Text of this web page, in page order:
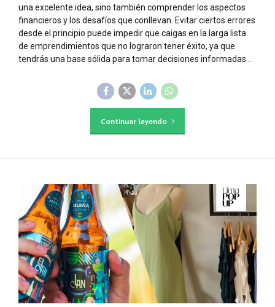
una excelente idea, sino también comprender los aspectos
financieros y los desafíos que conllevan. Evitar ciertos errores
desde el principio puede impedir que caigas en la larga lista
de emprendimientos que no lograron tener éxito, ya que
tendrás una base sólida para tomar decisiones informadas...
Continuar leyendo